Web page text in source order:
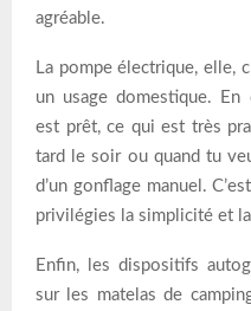
agréable.
La pompe électrique, elle,
un usage domestique. En
est prêt, ce qui est très
tard le soir ou quand tu
d’un gonflage manuel.
privilégies la simplicité et
Enfin, les dispositifs
sur les matelas de